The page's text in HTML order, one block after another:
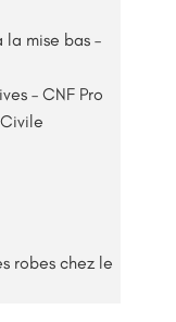
la mise bas –
– CNF Pro
robes chez le